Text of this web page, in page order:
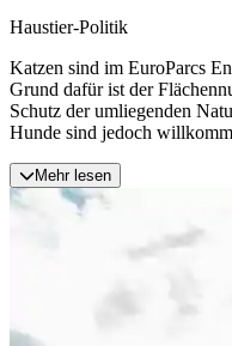
Haustier-Politik
Katzen sind im EuroParcs
Grund dafür ist der
Schutz der umliegenden
Hunde sind jedoch
Mehr lesen